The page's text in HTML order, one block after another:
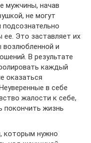
мужчины, начав
не могут
подсознательно
Это заставляет их
и
В результате
каждый
оказаться
в себе
жалости к себе,
покончить жизнь
которым нужно